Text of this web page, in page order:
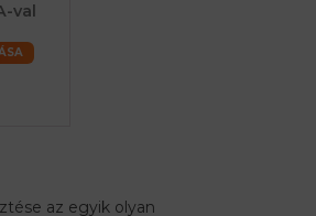
val
az egyik olyan